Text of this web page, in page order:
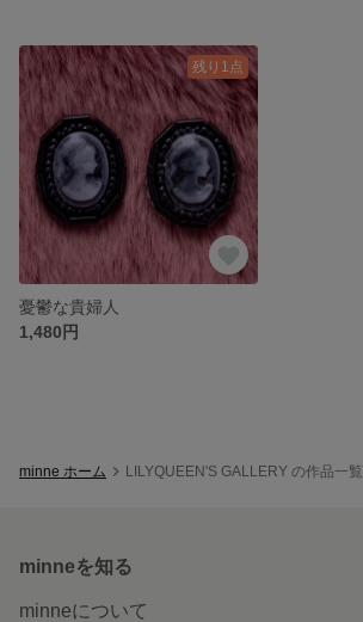
残り1点
憂鬱な貴婦人
1,480円
minne ホーム LILYQUEEN'S GALLERY の作品一覧
minneを知る
minneについて